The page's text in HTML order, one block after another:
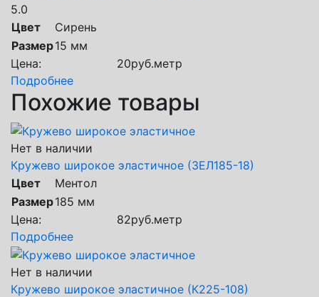
5.0
Цвет
Сирень
Размер15 мм
Цена:
20руб.метр
Подробнее
Похожие товары
Нет в наличии
Кружево широкое эластичное (ЗЕЛ185-18)
Цвет
Ментол
Размер185 мм
Цена:
82руб.метр
Подробнее
Нет в наличии
Кружево широкое эластичное (К225-108)